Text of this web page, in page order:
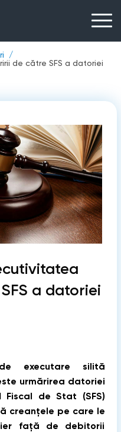
de către SFS a datoriei
a datoriei
executare silită
urmărirea datoriei
Fiscal de Stat (SFS)
creanțele pe care le
față de debitorii